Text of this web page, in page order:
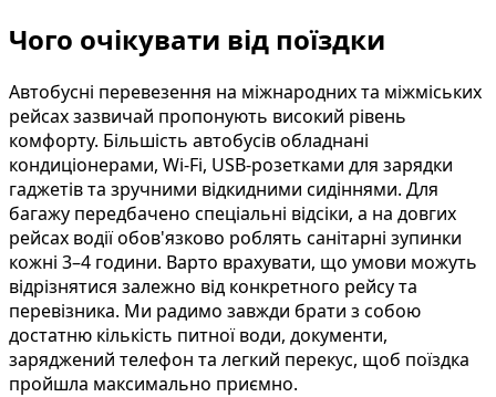
Чого очікувати від поїздки
Автобусні перевезення на міжнародних та міжміських
рейсах зазвичай пропонують високий рівень
комфорту. Більшість автобусів обладнані
кондиціонерами, Wi-Fi, USB-розетками для зарядки
гаджетів та зручними відкидними сидіннями. Для
багажу передбачено спеціальні відсіки, а на довгих
рейсах водії обов'язково роблять санітарні зупинки
кожні 3–4 години. Варто врахувати, що умови можуть
відрізнятися залежно від конкретного рейсу та
перевізника. Ми радимо завжди брати з собою
достатню кількість питної води, документи,
заряджений телефон та легкий перекус, щоб поїздка
пройшла максимально приємно.